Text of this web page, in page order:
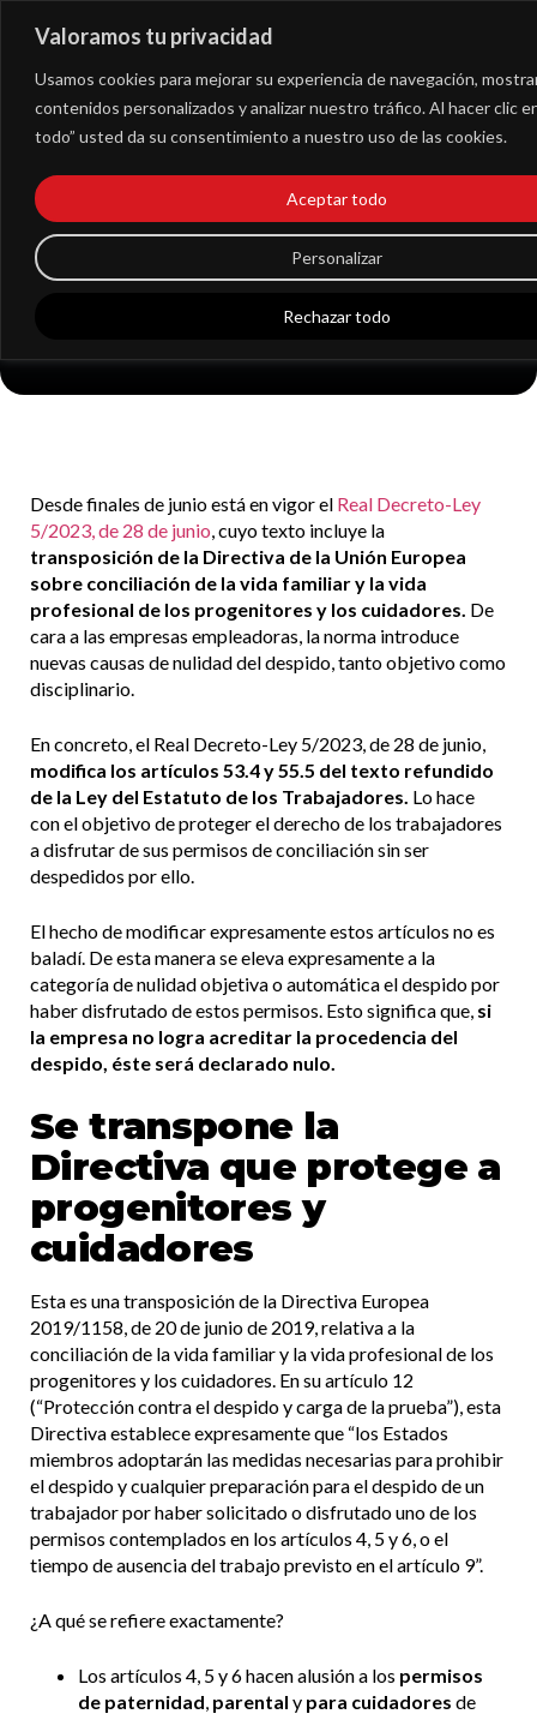
Valoramos tu privacidad
Usamos cookies para mejorar su experiencia de navegación,
contenidos personalizados y analizar nuestro tráfico. Al hacer clic
todo” usted da su consentimiento a nuestro uso de las cookies.
Personalizar
Rechazar todo
Aceptar todo
Las nuevas causas de
despido nulo que
tienes que conocer
Desde finales de junio está en vigor el Real Decreto-Ley
5/2023, de 28 de junio, cuyo texto incluye la
transposición de la Directiva de la Unión Europea
sobre conciliación de la vida familiar y la vida
profesional de los progenitores y los cuidadores. De
cara a las empresas empleadoras, la norma introduce
nuevas causas de nulidad del despido, tanto objetivo como
disciplinario.
En concreto, el Real Decreto-Ley 5/2023, de 28 de junio,
modifica los artículos 53.4 y 55.5 del texto refundido
de la Ley del Estatuto de los Trabajadores. Lo hace
con el objetivo de proteger el derecho de los trabajadores
a disfrutar de sus permisos de conciliación sin ser
despedidos por ello.
El hecho de modificar expresamente estos artículos no es
baladí. De esta manera se eleva expresamente a la
categoría de nulidad objetiva o automática el despido por
haber disfrutado de estos permisos. Esto significa que, si
la empresa no logra acreditar la procedencia del
despido, éste será declarado nulo.
Se transpone la
Directiva que protege a
progenitores y
cuidadores
Esta es una transposición de la Directiva Europea
2019/1158, de 20 de junio de 2019, relativa a la
conciliación de la vida familiar y la vida profesional de los
progenitores y los cuidadores. En su artículo 12
(“Protección contra el despido y carga de la prueba”), esta
Directiva establece expresamente que “los Estados
miembros adoptarán las medidas necesarias para prohibir
el despido y cualquier preparación para el despido de un
trabajador por haber solicitado o disfrutado uno de los
permisos contemplados en los artículos 4, 5 y 6, o el
tiempo de ausencia del trabajo previsto en el artículo 9”.
¿A qué se refiere exactamente?
Los artículos 4, 5 y 6 hacen alusión a los permisos
de paternidad, parental y para cuidadores de